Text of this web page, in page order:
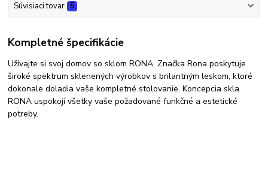
Súvisiaci tovar 5
Kompletné špecifikácie
Užívajte si svoj domov so sklom RONA. Značka Rona poskytuje
široké spektrum sklenených výrobkov s brilantným leskom, ktoré
dokonale doladia vaše kompletné stolovanie. Koncepcia skla
RONA uspokojí všetky vaše požadované funkčné a estetické
potreby.